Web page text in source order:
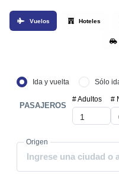
Vuelos Hoteles
Ida y vuelta Sólo
PASAJEROS
# Adultos #
Origen
Ingrese una ciudad o